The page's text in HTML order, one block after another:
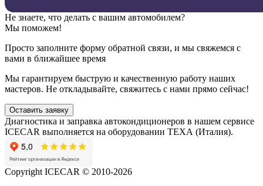
Не знаете, что делать с вашим автомобилем?
Мы поможем!
Просто заполните форму обратной связи, и мы свяжемся с
вами в ближайшее время
Мы гарантируем быструю и качественную работу наших
мастеров. Не откладывайте, свяжитесь с нами прямо сейчас!
Оставить заявку
Диагностика и заправка автокондиционеров в нашем сервисе
ICECAR выполняется на оборудовании ТЕХА (Италия).
Copyright ICECAR © 2010-2026